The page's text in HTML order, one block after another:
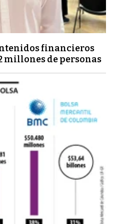
financieros
millones de personas